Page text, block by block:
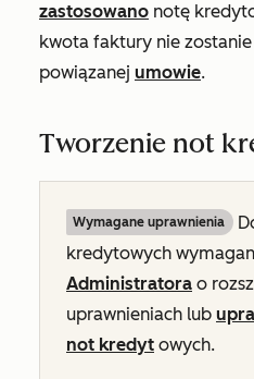
zastosowano notę
kwota faktury nie
powiązanej umowie.
Tworzenie not
Wymagane uprawnienia
kredytowych
Administratora o
uprawnieniach lub
not kredyt owych.